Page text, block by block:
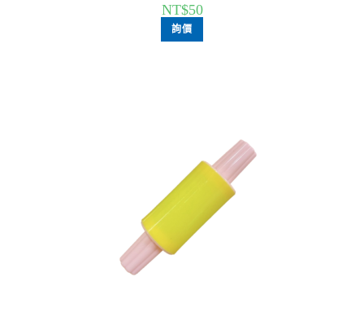
NT$50
詢價